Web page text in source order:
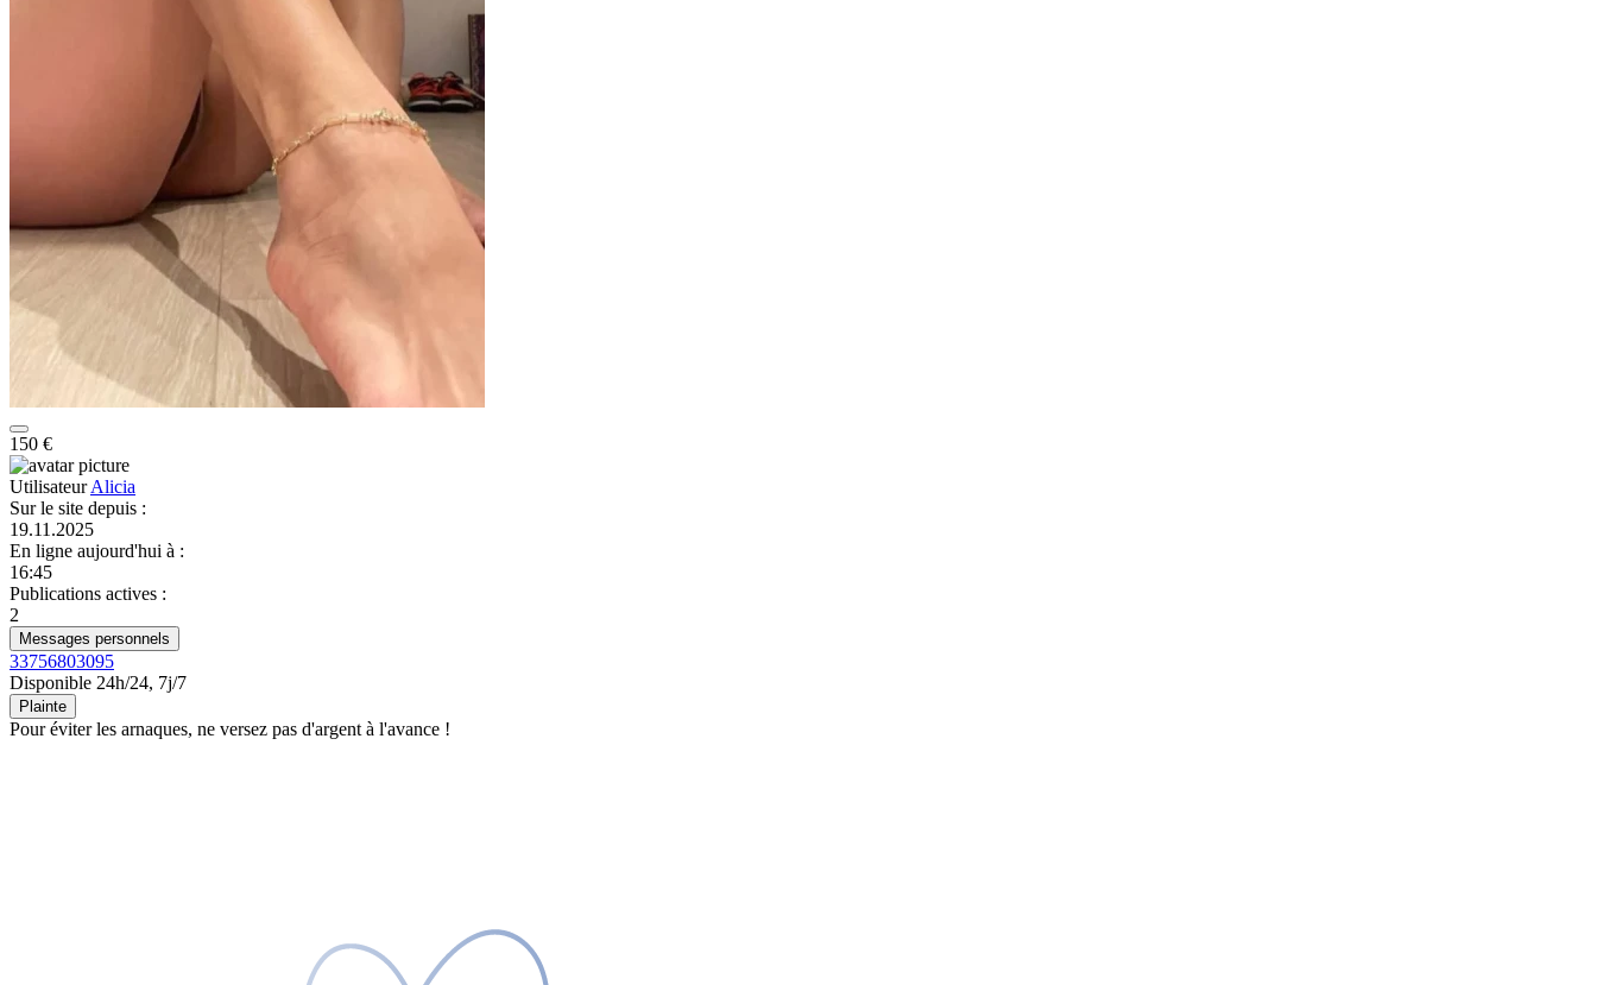
150 €
UtilisateurAlicia
Sur le site depuis :
19.11.2025
En ligne aujourd'hui à :
16:45
Publications actives :
2
Messages personnels
33756803095
Disponible 24h/24, 7j/7
Plainte
Pour éviter les arnaques, ne versez pas d'argent à l'avance !